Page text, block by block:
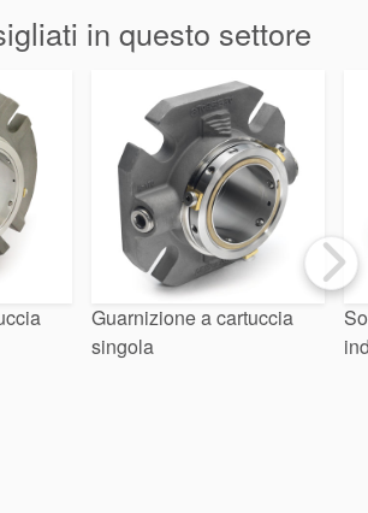
di
per
in questo settore
Guarnizione a cartuccia
singola